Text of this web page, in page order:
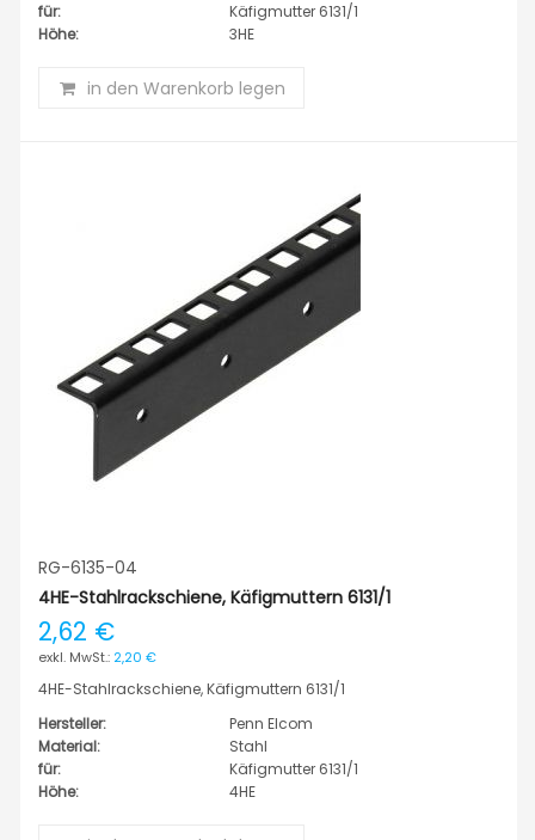
für:
Käfigmutter 6131/1
Höhe:
3HE
in den Warenkorb legen
RG-6135-04
4HE-Stahlrackschiene, Käfigmuttern 6131/1
2,62 €
2,20 €
4HE-Stahlrackschiene, Käfigmuttern 6131/1
Hersteller:
Penn Elcom
Material:
Stahl
für:
Käfigmutter 6131/1
Höhe:
4HE